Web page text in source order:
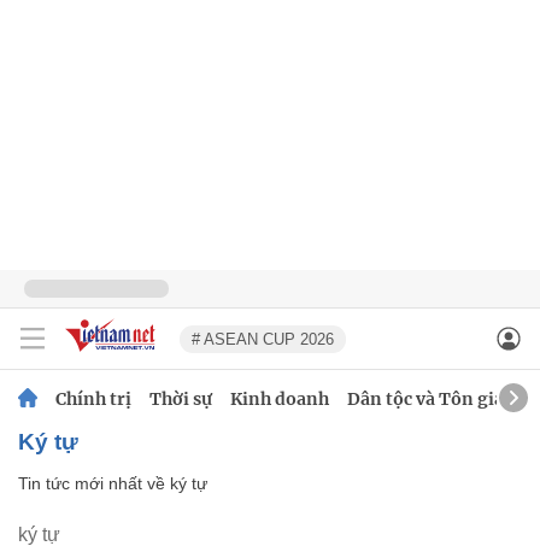
# ASEAN CUP 2026
Chính trị Thời sự Kinh doanh Dân tộc và Tôn giáo
ký tự
Tin tức mới nhất về ký tự
ký tự